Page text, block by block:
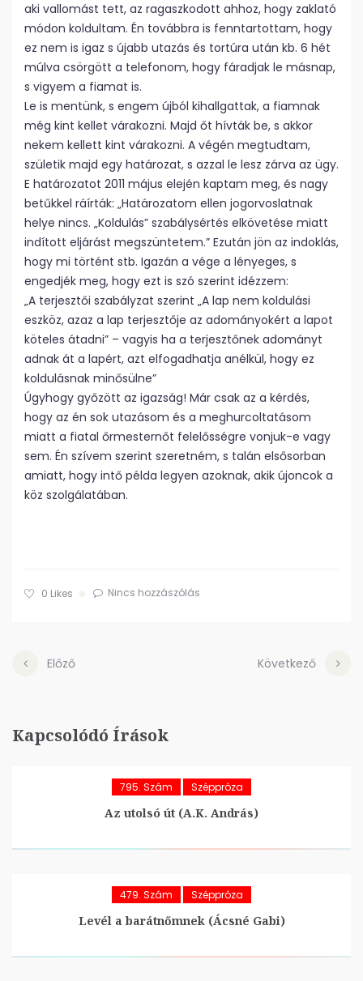
aki vallomást tett, az ragaszkodott ahhoz, hogy zaklató
módon koldultam. Én továbbra is fenntartottam, hogy
ez nem is igaz s újabb utazás és tortúra után kb. 6 hét
múlva csörgött a telefonom, hogy fáradjak le másnap,
s vigyem a fiamat is.
Le is mentünk, s engem újból kihallgattak, a fiamnak
még kint kellet várakozni. Majd őt hívták be, s akkor
nekem kellett kint várakozni. A végén megtudtam,
születik majd egy határozat, s azzal le lesz zárva az ügy.
E határozatot 2011 május elején kaptam meg, és nagy
betűkkel ráírták: „Határozatom ellen jogorvoslatnak
helye nincs. „Koldulás” szabálysértés elkövetése miatt
indított eljárást megszüntetem.” Ezután jön az indoklás,
hogy mi történt stb. Igazán a vége a lényeges, s
engedjék meg, hogy ezt is szó szerint idézzem:
„A terjesztői szabályzat szerint „A lap nem koldulási
eszköz, azaz a lap terjesztője az adományokért a lapot
köteles átadni” – vagyis ha a terjesztőnek adományt
adnak át a lapért, azt elfogadhatja anélkül, hogy ez
koldulásnak minősülne”
Úgyhogy győzött az igazság! Már csak az a kérdés,
hogy az én sok utazásom és a meghurcoltatásom
miatt a fiatal őrmesternőt felelősségre vonjuk-e vagy
sem. Én szívem szerint szeretném, s talán elsősorban
amiatt, hogy intő példa legyen azoknak, akik újoncok a
köz szolgálatában.
0 Likes Nincs hozzászólás
Előző Következő
Kapcsolódó Írások
795. Szám Széppróza
Az utolsó út (A.K. András)
479. Szám Széppróza
Levél a barátnőmnek (Ácsné Gabi)